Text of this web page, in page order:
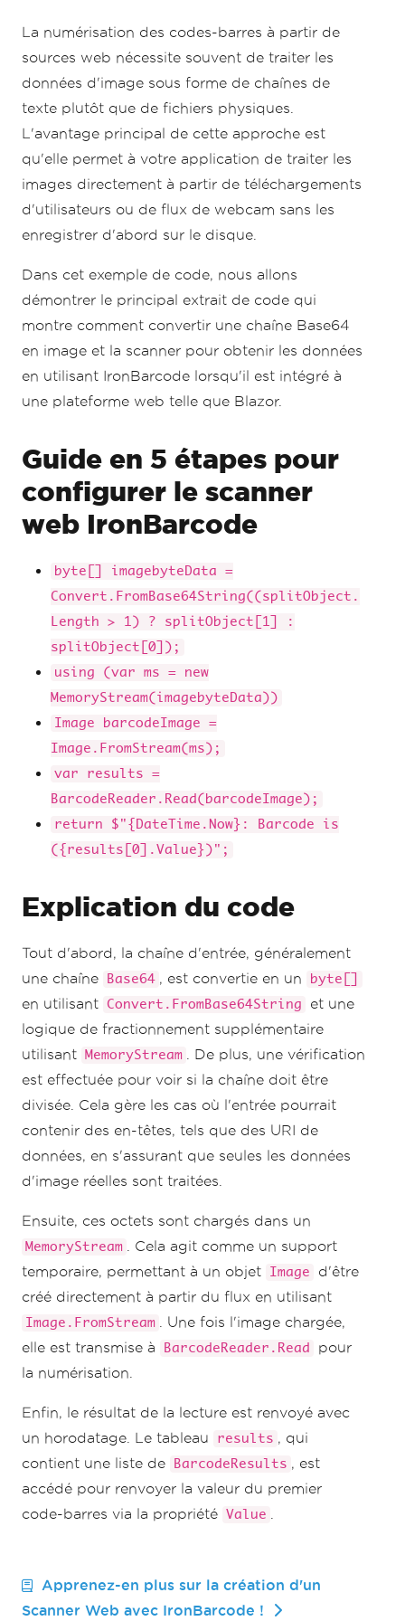
La numérisation des codes-barres à partir de
sources web nécessite souvent de traiter les
données d'image sous forme de chaînes de
texte plutôt que de fichiers physiques.
L'avantage principal de cette approche est
qu'elle permet à votre application de traiter les
images directement à partir de téléchargements
d'utilisateurs ou de flux de webcam sans les
enregistrer d'abord sur le disque.
Dans cet exemple de code, nous allons
démontrer le principal extrait de code qui
montre comment convertir une chaîne Base64
en image et la scanner pour obtenir les données
en utilisant IronBarcode lorsqu'il est intégré à
une plateforme web telle que Blazor.
Guide en 5 étapes pour
configurer le scanner
web IronBarcode
byte[] imagebyteData =
Convert.FromBase64String((splitObject.
Length > 1) ? splitObject[1] :
splitObject[0]);
using (var ms = new
MemoryStream(imagebyteData))
Image barcodeImage =
Image.FromStream(ms);
var results =
BarcodeReader.Read(barcodeImage);
return $"{DateTime.Now}: Barcode is
({results[0].Value})";
Explication du code
Tout d'abord, la chaîne d'entrée, généralement
une chaîne
Base64 , est convertie en un byte[]
en utilisant Convert.FromBase64String
et une
logique de fractionnement supplémentaire
utilisant
MemoryStream
. De plus, une vérification
est effectuée pour voir si la chaîne doit être
divisée. Cela gère les cas où l'entrée pourrait
contenir des en-têtes, tels que des URI de
données, en s'assurant que seules les données
d'image réelles sont traitées.
Ensuite, ces octets sont chargés dans un
MemoryStream
. Cela agit comme un support
temporaire, permettant à un objet
Image
d'être
créé directement à partir du flux en utilisant
Image.FromStream
. Une fois l'image chargée,
elle est transmise à
BarcodeReader.Read
pour
la numérisation.
Enfin, le résultat de la lecture est renvoyé avec
un horodatage. Le tableau
results , qui
contient une liste de
BarcodeResults , est
accédé pour renvoyer la valeur du premier
code-barres via la propriété Value
Apprenez-en plus sur la création d'un
Scanner Web avec IronBarcode !